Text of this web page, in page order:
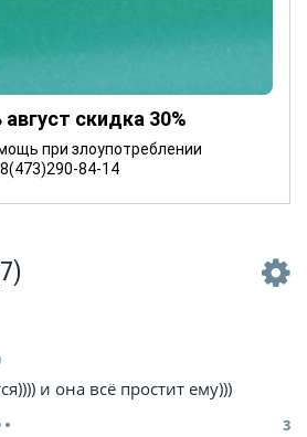
скидка 30%
при злоупотреблении
84-14
и она всё простит ему)))
3